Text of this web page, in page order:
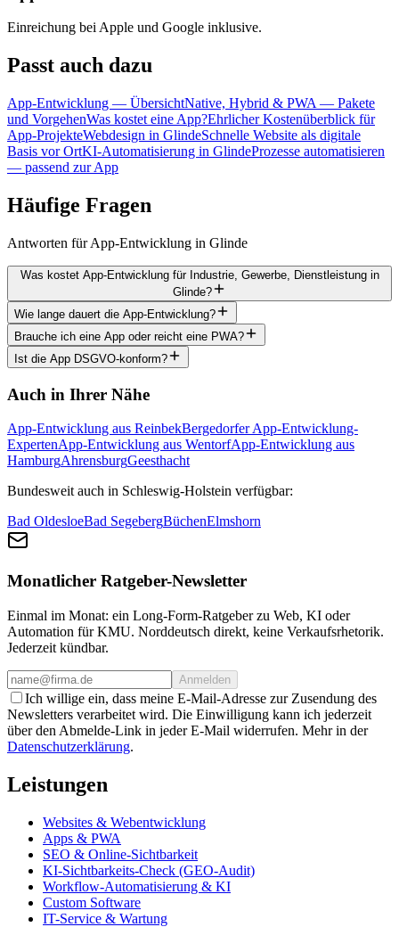
Einreichung bei Apple und Google inklusive.
Passt auch dazu
App-Entwicklung — ÜbersichtNative, Hybrid & PWA — Pakete
und VorgehenWas kostet eine App?Ehrlicher Kostenüberblick für
App-ProjekteWebdesign in GlindeSchnelle Website als digitale
Basis vor OrtKI-Automatisierung in GlindeProzesse automatisieren
— passend zur App
Häufige Fragen
Antworten für App-Entwicklung in Glinde
Was kostet App-Entwicklung für Industrie, Gewerbe, Dienstleistung in
Glinde?
Wie lange dauert die App-Entwicklung?
Brauche ich eine App oder reicht eine PWA?
Ist die App DSGVO-konform?
Auch in Ihrer Nähe
App-Entwicklung aus ReinbekBergedorfer App-Entwicklung-
ExpertenApp-Entwicklung aus WentorfApp-Entwicklung aus
HamburgAhrensburgGeesthacht
Bundesweit auch in Schleswig-Holstein verfügbar:
Bad OldesloeBad SegebergBüchenElmshorn
Monatlicher Ratgeber-Newsletter
Einmal im Monat: ein Long-Form-Ratgeber zu Web, KI oder
Automation für KMU. Norddeutsch direkt, keine Verkaufsrhetorik.
Jederzeit kündbar.
Anmelden
Ich willige ein, dass meine E-Mail-Adresse zur Zusendung des
Newsletters verarbeitet wird. Die Einwilligung kann ich jederzeit
über den Abmelde-Link in jeder E-Mail widerrufen. Mehr in der
Datenschutzerklärung.
Leistungen
Websites & Webentwicklung
Apps & PWA
SEO & Online-Sichtbarkeit
KI-Sichtbarkeits-Check (GEO-Audit)
Workflow-Automatisierung & KI
Custom Software
IT-Service & Wartung